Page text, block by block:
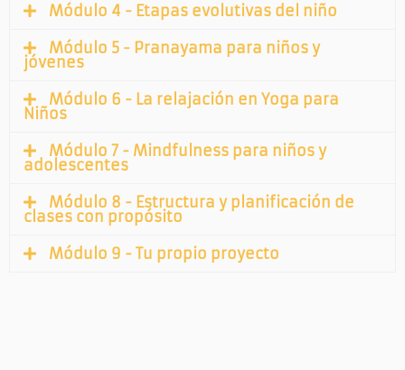
Módulo 4 - Etapas evolutivas del niño
Módulo 5 - Pranayama para niños y
jóvenes
Módulo 6 - La relajación en Yoga para
Niños
Módulo 7 - Mindfulness para niños y
adolescentes
Módulo 8 - Estructura y planificación de
clases con propósito
Módulo 9 - Tu propio proyecto